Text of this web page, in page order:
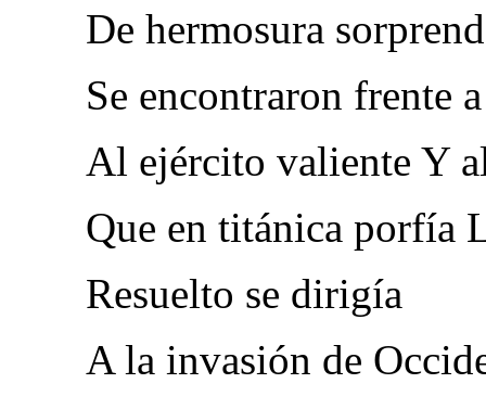
De hermosura
Se encontraron frente
Al ejército valiente Y
Que en titánica porfía
Resuelto se dirigía
A la invasión de